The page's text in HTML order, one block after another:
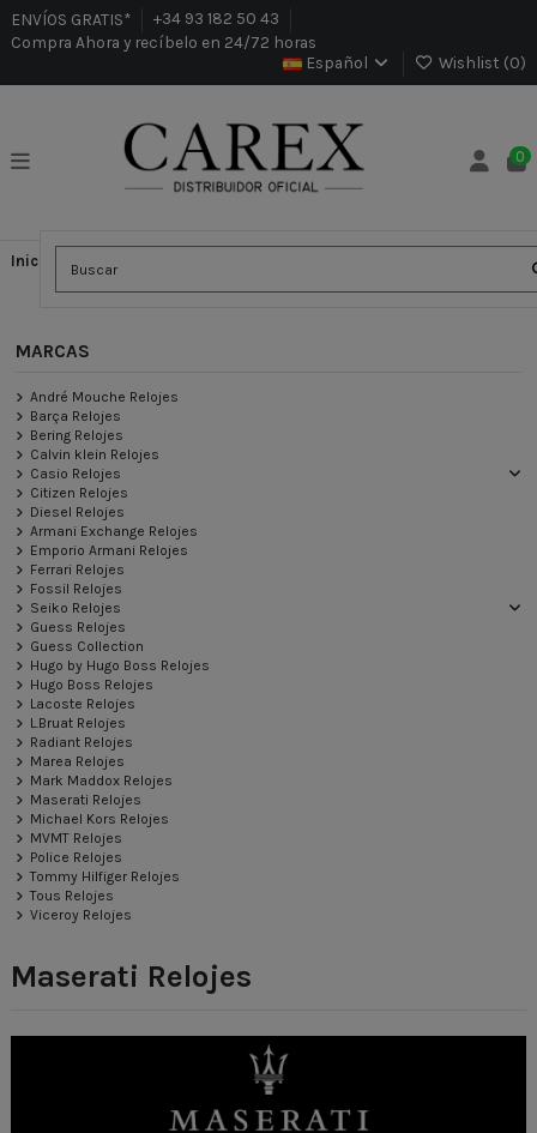
ENVÍOS GRATIS*
+34 93 182 50 43
Compra Ahora y recíbelo en 24/72 horas
Español
Wishlist (0)
0
Inicio
Maserati Relojes
MARCAS
André Mouche Relojes
Barça Relojes
Bering Relojes
Calvin klein Relojes
Casio Relojes
Citizen Relojes
Diesel Relojes
Armani Exchange Relojes
Emporio Armani Relojes
Ferrari Relojes
Fossil Relojes
Seiko Relojes
Guess Relojes
Guess Collection
Hugo by Hugo Boss Relojes
Hugo Boss Relojes
Lacoste Relojes
L.Bruat Relojes
Radiant Relojes
Marea Relojes
Mark Maddox Relojes
Maserati Relojes
Michael Kors Relojes
MVMT Relojes
Police Relojes
Tommy Hilfiger Relojes
Tous Relojes
Viceroy Relojes